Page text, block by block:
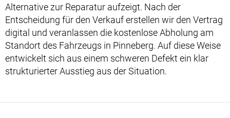
Alternative zur Reparatur aufzeigt. Nach der
Entscheidung für den Verkauf erstellen wir den Vertrag
digital und veranlassen die kostenlose Abholung am
Standort des Fahrzeugs in Pinneberg. Auf diese Weise
entwickelt sich aus einem schweren Defekt ein klar
strukturierter Ausstieg aus der Situation.